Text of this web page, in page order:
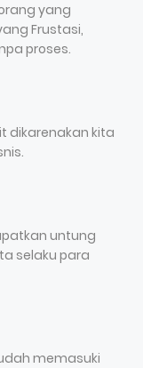
yang
Frustasi,
proses.
dikarenakan kita
untung
selaku para
memasuki